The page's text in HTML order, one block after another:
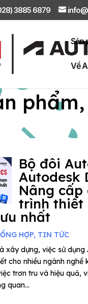
3885 6879
Sản
Về
Bộ đôi
Autodesk
Nâng cấp
trình thiết
nhất
HỢP, TIN TỨC
xây dựng, việc sử dụng
cho nhiều ngành nghề
trơn tru và hiệu quả,
quan...